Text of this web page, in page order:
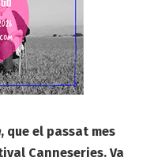
, que el passat mes
Canneseries. Va